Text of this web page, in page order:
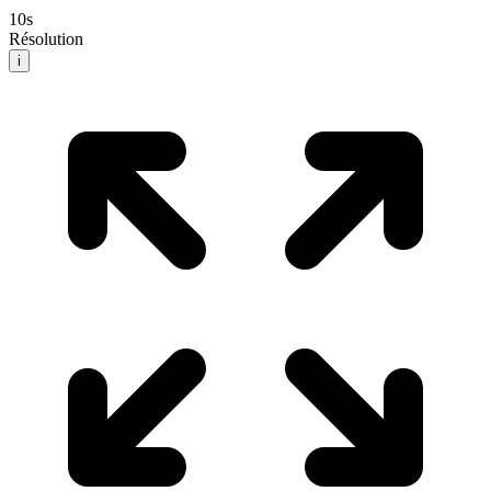
10s
Résolution
i